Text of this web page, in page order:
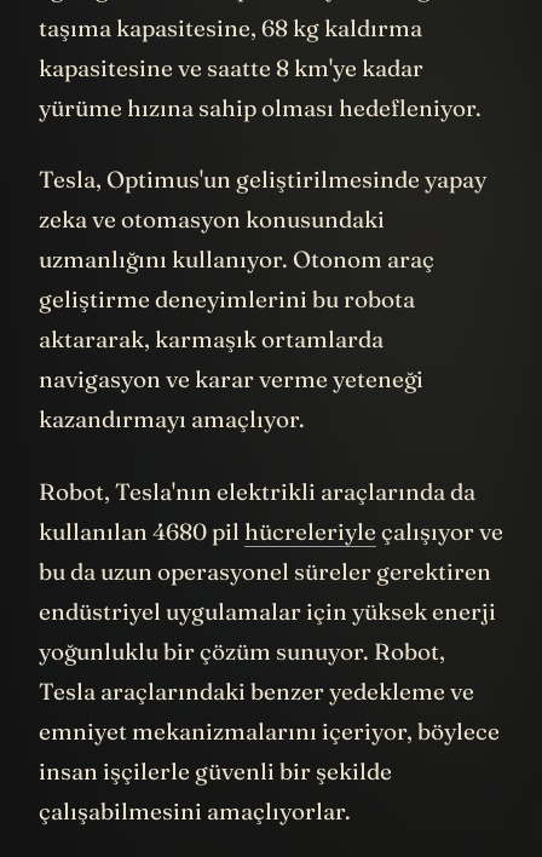
ağırlığında olması planlanıyor. 20 kg
taşıma kapasitesine, 68 kg kaldırma
kapasitesine ve saatte 8 km'ye kadar
Tesla, Optimus'un geliştirilmesinde yapay
zeka ve otomasyon konusundaki
uzmanlığını kullanıyor. Otonom araç
geliştirme deneyimlerini bu robota
aktararak, karmaşık ortamlarda
navigasyon ve karar verme yeteneği
Robot, Tesla'nın elektrikli araçlarında da
kullanılan 4680 pilhücreleriyle çalışıyor ve
bu da uzun operasyonel süreler gerektiren
endüstriyel uygulamalar için yüksek enerji
yoğunluklu bir çözüm sunuyor. Robot,
Tesla araçlarındaki benzer yedekleme ve
emniyet mekanizmalarını içeriyor, böylece
insan işçilerle güvenli bir şekilde